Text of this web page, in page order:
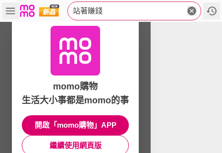
站著賺錢
momo購物
生活大小事都是momo的事
開啟「momo購物」APP
繼續使用網頁版